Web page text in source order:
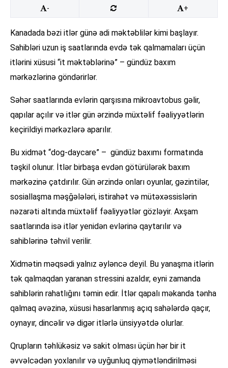
- +
Kanadada bəzi itlər günə adi məktəblilər kimi başlayır.
Sahibləri uzun iş saatlarında evdə tək qalmamaları üçün
itlərini xüsusi “it məktəblərinə” – gündüz baxım
mərkəzlərinə göndərirlər.
Səhər saatlarında evlərin qarşısına mikroavtobus gəlir,
qapılar açılır və itlər gün ərzində müxtəlif fəaliyyətlərin
keçirildiyi mərkəzlərə aparılır.
Bu xidmət “dog-daycare” – gündüz baxımı formatında
təşkil olunur. İtlər birbaşa evdən götürülərək baxım
mərkəzinə çatdırılır. Gün ərzində onları oyunlar, gəzintilər,
sosiallaşma məşğələləri, istirahət və mütəxəssislərin
nəzarəti altında müxtəlif fəaliyyətlər gözləyir. Axşam
saatlarında isə itlər yenidən evlərinə qaytarılır və
sahiblərinə təhvil verilir.
Xidmətin məqsədi yalnız əyləncə deyil. Bu yanaşma itlərin
tək qalmaqdan yaranan stressini azaldır, eyni zamanda
sahiblərin rahatlığını təmin edir. İtlər qapalı məkanda tənha
qalmaq əvəzinə, xüsusi hasarlanmış açıq sahələrdə qaçır,
oynayır, dincəlir və digər itlərlə ünsiyyətdə olurlar.
Qrupların təhlükəsiz və sakit olması üçün hər bir it
əvvəlcədən yoxlanılır və uyğunluq qiymətləndirilməsi